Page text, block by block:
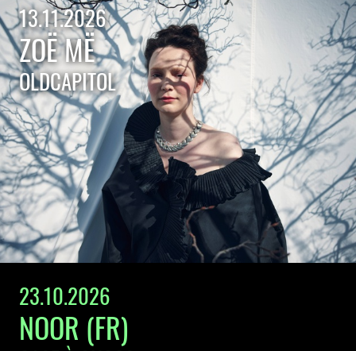
13.11.2026
ZOË MË
OLDCAPITOL
23.10.2026
NOOR (FR)